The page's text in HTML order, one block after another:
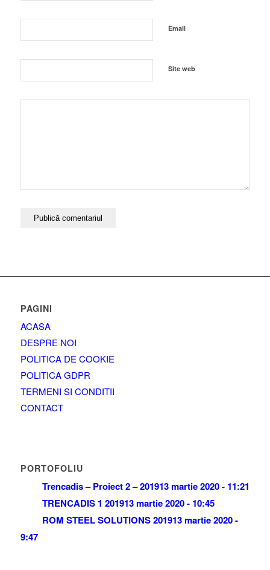
Email
Site web
PAGINI
ACASA
DESPRE NOI
POLITICA DE COOKIE
POLITICA GDPR
TERMENI SI CONDITII
CONTACT
PORTOFOLIU
Trencadis – Proiect 2 – 201913 martie 2020 - 11:21
TRENCADIS 1 201913 martie 2020 - 10:45
ROM STEEL SOLUTIONS 201913 martie 2020 -
9:47